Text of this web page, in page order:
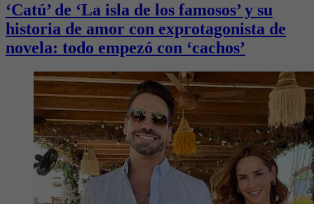
‘Catú’ de ‘La isla de los famosos’ y su
historia de amor con exprotagonista de
novela: todo empezó con ‘cachos’